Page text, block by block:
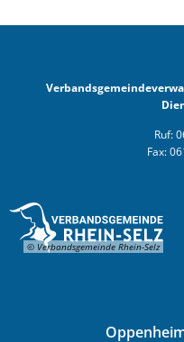
Ruf:
Fax:
© Verbandsgemeinde Rhein-Selz